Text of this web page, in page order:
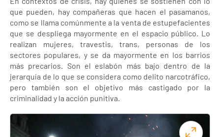
que pueden, hay compañeras que hacen el pasamanos,
como se llama comúnmente a la venta de estupefacientes
que se despliega mayormente en el espacio público. Lo
realizan mujeres, travestis, trans, personas de los
sectores populares, y se da mayormente en los barrios
más precarios. Son el eslabón más bajo dentro de la
jerarquía de lo que se considera como delito narcotráfico,
pero también son el objetivo más castigado por la
criminalidad y la acción punitiva.